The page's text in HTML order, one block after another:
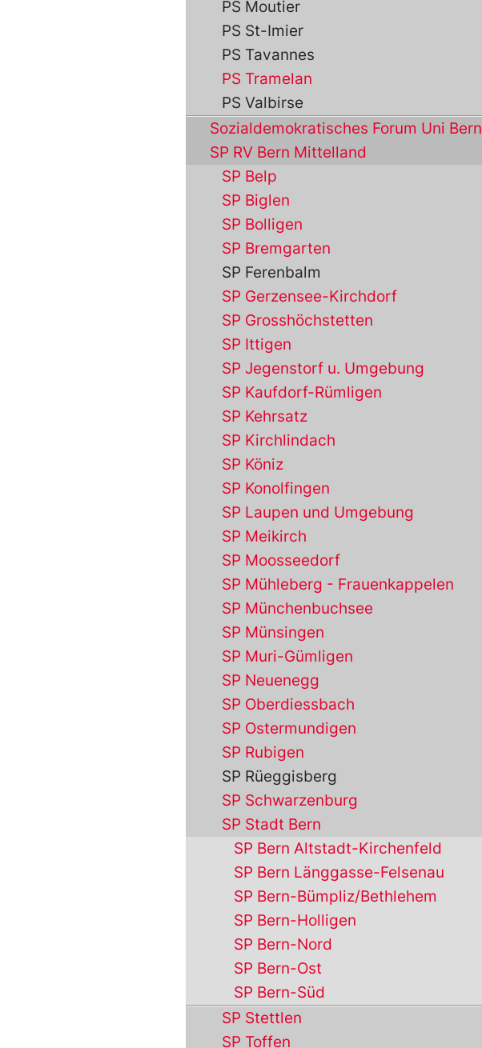
PS Moutier
PS St-Imier
PS Tavannes
PS Tramelan
PS Valbirse
Sozialdemokratisches Forum Uni Bern
SP RV Bern Mittelland
SP Belp
SP Biglen
SP Bolligen
SP Bremgarten
SP Ferenbalm
SP Gerzensee-Kirchdorf
SP Grosshöchstetten
SP Ittigen
SP Jegenstorf u. Umgebung
SP Kaufdorf-Rümligen
SP Kehrsatz
SP Kirchlindach
SP Köniz
SP Konolfingen
SP Laupen und Umgebung
SP Meikirch
SP Moosseedorf
SP Mühleberg - Frauenkappelen
SP Münchenbuchsee
SP Münsingen
SP Muri-Gümligen
SP Neuenegg
SP Oberdiessbach
SP Ostermundigen
SP Rubigen
SP Rüeggisberg
SP Schwarzenburg
SP Stadt Bern
SP Bern Altstadt-Kirchenfeld
SP Bern Länggasse-Felsenau
SP Bern-Bümpliz/Bethlehem
SP Bern-Holligen
SP Bern-Nord
SP Bern-Ost
SP Bern-Süd
SP Stettlen
SP Toffen